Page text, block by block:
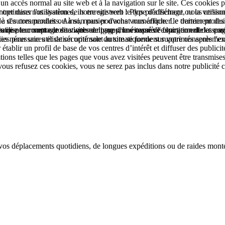
accès normal au site web et à la navigation sur le site. Ces
dans nos systèmes, ils enregistrent le type d'affichage ou la
ses commandes ou à son panier d'achat numérique. Le traitement
pour mettre le site web en ligne d'une manière fonctionnelle et
nécessaires et de sécurité sont automatiquement supprimés après
l'utilisation de notre site web : Plus précisément, nous
d'autres produits. Ainsi, nous pouvons vous afficher le dernier
sont automatiquement supprimés après l'expiration de la
pour une utilisation optimale du site se fonde sur votre
le comptage de visites de pages, la vitesse de chargement des
un profil de base de vos centres d’intérêt et diffuser des
telles que les pages que vous avez visitées peuvent être
refusez ces cookies, vous ne serez pas inclus dans notre publicité
déplacements quotidiens, de longues expéditions ou de raides